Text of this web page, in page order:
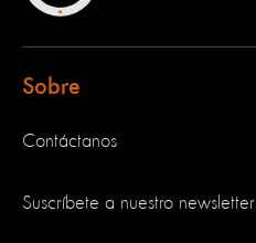
Sobre
Contáctanos
Suscríbete a nuestro newsletter